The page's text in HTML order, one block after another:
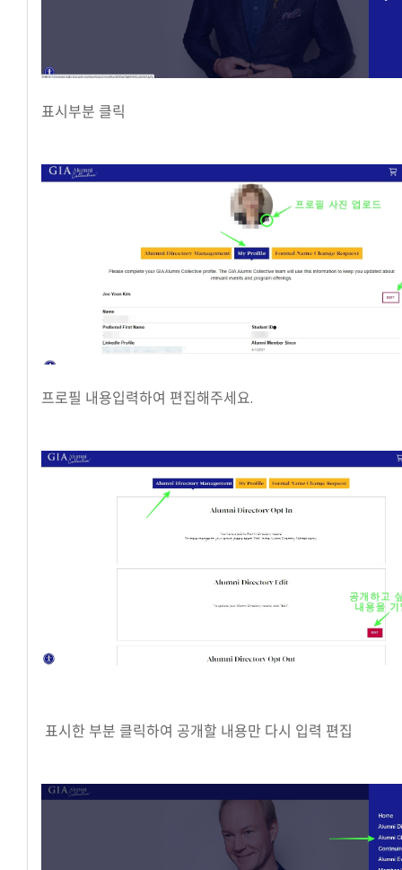
표시부분 클릭
프로필 내용입력하여 편집해주세요.
표시한 부분 클릭하여 공개할 내용만 다시 입력 편집